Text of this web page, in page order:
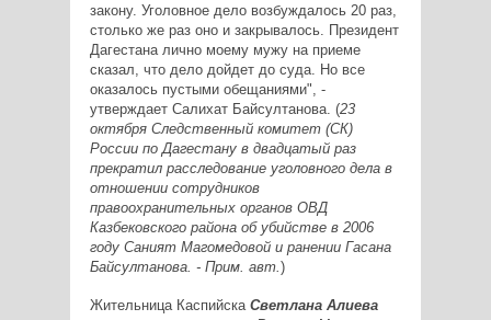
закону. Уголовное дело возбуждалось 20 раз,
столько же раз оно и закрывалось. Президент
Дагестана лично моему мужу на приеме
сказал, что дело дойдет до суда. Но все
оказалось пустыми обещаниями", -
утверждает Салихат Байсултанова. (23
октября Следственный комитет (СК)
России по Дагестану в двадцатый раз
прекратил расследование уголовного дела в
отношении сотрудников
правоохранительных органов ОВД
Казбековского района об убийстве в 2006
году Саният Магомедовой и ранении Гасана
Байсултанова. - Прим. авт. )
Жительница КаспийскаСветлана Алиева